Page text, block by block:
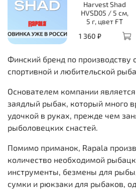
Harvest Shad
HVSD05 / 5 см,
5 г, цвет FT
1 360 ₽
Финский бренд по производству
спортивной и любительской
Основателем компании
заядлый рыбак, который много
удочкой в руках, прежде чем
рыболовецких снастей.
Помимо приманок, Rapala
количество необходимой
инструменты, безмены для
сумки и рюкзаки для рыбаков,